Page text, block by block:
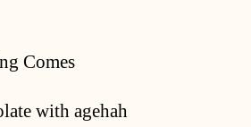
Comes
with agehah